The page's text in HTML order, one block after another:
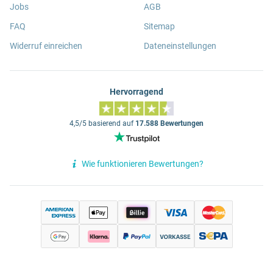
Jobs
FAQ
Widerruf einreichen
AGB
Sitemap
Dateneinstellungen
Hervorragend
4,5/5 basierend auf 17.588 Bewertungen
Wie funktionieren Bewertungen?